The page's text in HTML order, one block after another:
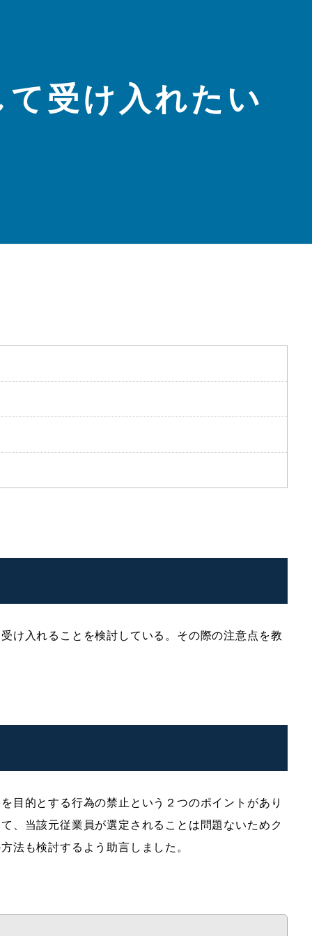
受け入れたい
け入れることを検討している。その際の注意点を教
的とする行為の禁止という２つのポイントがあり
、当該元従業員が選定されることは問題ないためク
法も検討するよう助言しました。